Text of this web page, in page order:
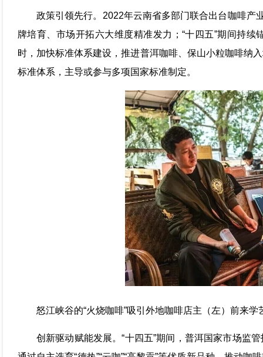
政策引领先行。2022年云南省多部门联合出台咖啡产
牌培育、市场开拓六大维度精准发力；“十四五”期间持
时，加快标准体系建设，推进普洱咖啡、保山小粒咖啡纳
标准体系，主导或参与多项国家标准制定。
怒江峡谷的“火烧咖啡”吸引外地咖啡店主（左）前来学
创新驱动赋能发展。“十四五”期间，普洱国家市场监